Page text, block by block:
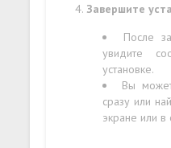
Завершите
После
увидите
установке.
Вы
сразу или
экране или в